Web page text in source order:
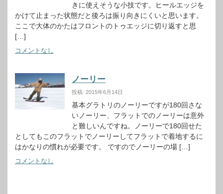
きに使えそうな小技です。ヒールエッジを
かけて止まった状態だと後ろは振り向きにくいと思います。
ここで大体のかたはフロントのトゥエッジに切り返すと思
[…]
コメントなし
ノーリー
投稿: 2015年6月14日
基本グラトリのノーリーですが180回さな
いノーリー、フラットでのノーリーは意外
と難しいんですね。ノーリーで180回せた
としてもこのフラットでノーリーしてフラットで着地するに
はかなりの慣れが必要です。 ですのでノーリーの場 […]
コメントなし